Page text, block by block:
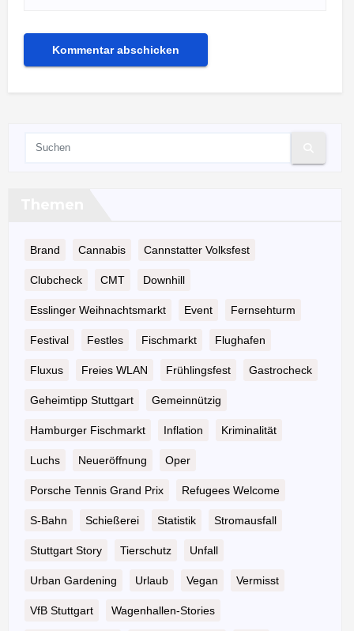
Brand Cannabis Cannstatter Volksfest
Clubcheck CMT Downhill
Esslinger Weihnachtsmarkt Event Fernsehturm
Festival Festles Fischmarkt Flughafen
Fluxus Freies WLAN Frühlingsfest Gastrocheck
Geheimtipp Stuttgart Gemeinnützig
Hamburger Fischmarkt Inflation Kriminalität
Luchs Neueröffnung Oper
Porsche Tennis Grand Prix Refugees Welcome
S-Bahn Schießerei Statistik Stromausfall
Stuttgart Story Tierschutz Unfall
Urban Gardening Urlaub Vegan Vermisst
VfB Stuttgart Wagenhallen-Stories